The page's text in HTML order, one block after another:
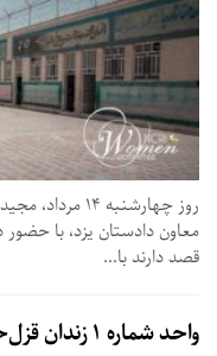
روز چهارشنبه
معاون دادستان یزد، با حضور
قصد دارند با...
واحد شماره ۱ زندان قزل‌حصار، بند قفس